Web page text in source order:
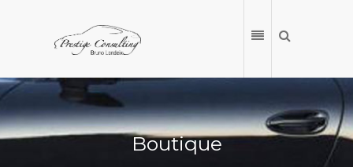
Boutique